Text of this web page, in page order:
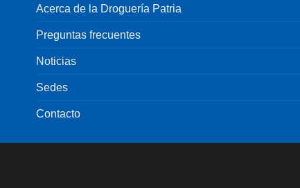
Acerca de la Droguería Patria
Preguntas frecuentes
Noticias
Sedes
Contacto